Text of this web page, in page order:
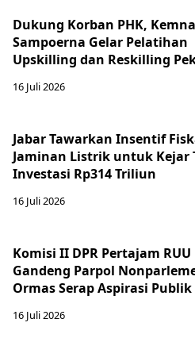
Dukung Korban PHK,
Sampoerna Gelar Pelatihan
Upskilling dan Reskilling
16 Juli 2026
Jabar Tawarkan Insentif
Jaminan Listrik untuk Kejar
Investasi Rp314 Triliun
16 Juli 2026
Komisi II DPR Pertajam
Gandeng Parpol
Ormas Serap Aspirasi Publik
16 Juli 2026